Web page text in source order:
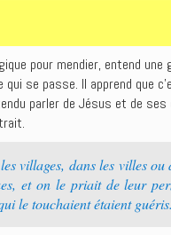
pour mendier, entend une
qui se passe. Il apprend que
parler de Jésus et de
villages, dans les villes ou
et on le priait de leur
le touchaient étaient guéris.‭